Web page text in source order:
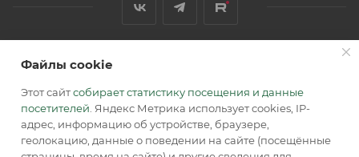
2026 © Обращаем Ваше внимание на то, что вся
информация, размещенная на сайте, носит
информационный характер и не является публичной
офертой, определяемой положениями Статьи 437 (2) ГК РФ.
Файлы cookie
Этот сайтсобирает статистику посещения и данные
посетителей . Яндекс Метрика использует cookies, IP-
адрес, информацию об устройстве, браузере,
геолокацию, данные о поведении на сайте (посещённые